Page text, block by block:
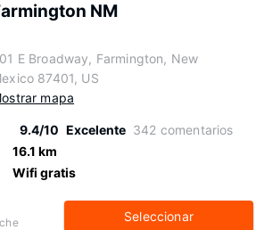
NM
E Broadway, Farmington, New
87401, US
mapa
9.4/10 Excelente 342 comentarios
16.1 km
Wifi gratis
Seleccionar